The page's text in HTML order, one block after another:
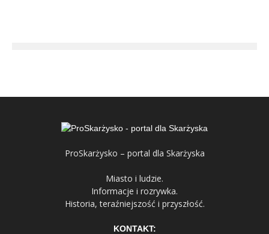
ProSkarżysko – portal dla Skarżyska
Miasto i ludzie.
Informacje i rozrywka.
Historia, teraźniejszość i przyszłość.
KONTAKT: